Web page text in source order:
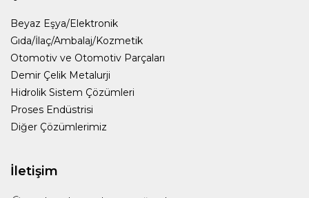
Beyaz Eşya/Elektronik
Gıda/İlaç/Ambalaj/Kozmetik
Otomotiv ve Otomotiv Parçaları
Demir Çelik Metalurji
Hidrolik Sistem Çözümleri
Proses Endüstrisi
Diğer Çözümlerimiz
İletişim